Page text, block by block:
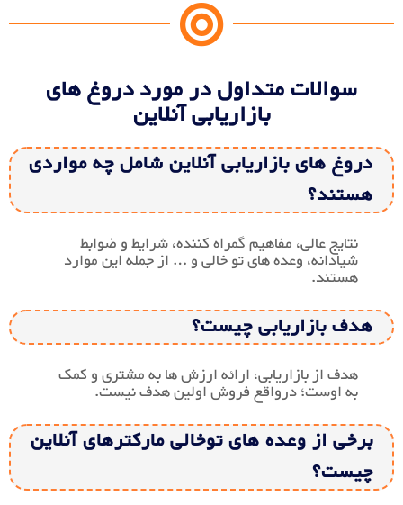
سوالات متداول در مورد دروغ های
بازاریابی آنلاین
دروغ های بازاریابی آنلاین شامل چه مواردی
هستند؟
نتایج عالی، مفاهیم گمراه کننده، شرایط و ضوابط
شیادانه، وعده های تو خالی و … از جمله این موارد
هستند.
هدف بازاریابی چیست؟
هدف از بازاریابی، ارائه ارزش ها به مشتری و کمک
به اوست؛ درواقع فروش اولین هدف نیست.
برخی از وعده های توخالی مارکترهای آنلاین
چیست؟